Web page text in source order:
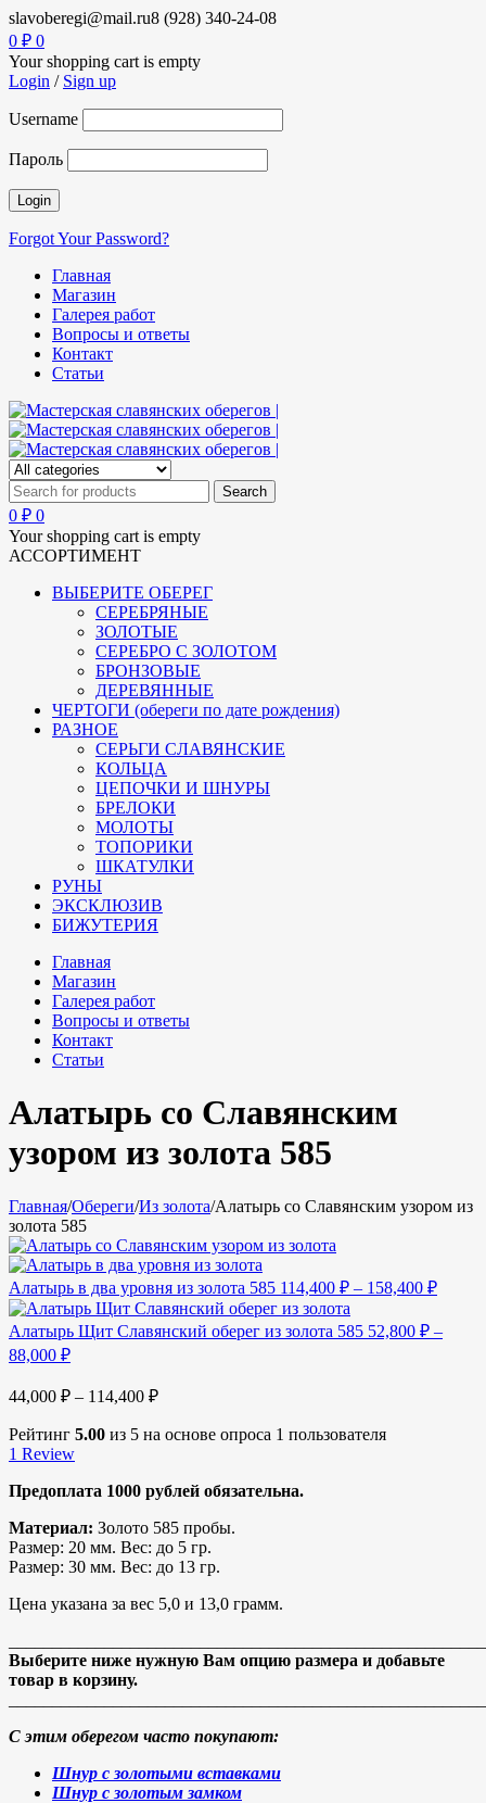
slavoberegi@mail.ru8 (928) 340-24-08
0 ₽ 0
Your shopping cart is empty
Login / Sign up
Username
Пароль
Forgot Your Password?
Главная
Магазин
Галерея работ
Вопросы и ответы
Контакт
Статьи
0 ₽ 0
Your shopping cart is empty
АССОРТИМЕНТ
ВЫБЕРИТЕ ОБЕРЕГ
СЕРЕБРЯНЫЕ
ЗОЛОТЫЕ
СЕРЕБРО С ЗОЛОТОМ
БРОНЗОВЫЕ
ДЕРЕВЯННЫЕ
ЧЕРТОГИ (обереги по дате рождения)
РАЗНОЕ
СЕРЬГИ СЛАВЯНСКИЕ
КОЛЬЦА
ЦЕПОЧКИ И ШНУРЫ
БРЕЛОКИ
МОЛОТЫ
ТОПОРИКИ
ШКАТУЛКИ
РУНЫ
ЭКСКЛЮЗИВ
БИЖУТЕРИЯ
Главная
Магазин
Галерея работ
Вопросы и ответы
Контакт
Статьи
Алатырь со Славянским
узором из золота 585
Главная/Обереги/Из золота/Алатырь со Славянским узором из
золота 585
Алатырь в два уровня из золота 585 114,400 ₽ – 158,400 ₽
Алатырь Щит Славянский оберег из золота 585 52,800 ₽ –
88,000 ₽
44,000 ₽ – 114,400 ₽
Рейтинг 5.00 из 5 на основе опроса 1 пользователя
1 Review
Предоплата 1000 рублей обязательна.
Материал: Золото 585 пробы.
Размер: 20 мм. Вес: до 5 гр.
Размер: 30 мм. Вес: до 13 гр.
Цена указана за вес 5,0 и 13,0 грамм.
Выберите ниже нужную Вам опцию размера и добавьте
товар в корзину.
С этим оберегом часто покупают:
Шнур с золотыми вставками
Шнур с золотым замком